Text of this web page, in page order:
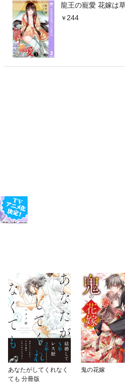
龍王の寵愛 花嫁は
244
あなたがしてくれなく
ても 分冊版
鬼の花嫁